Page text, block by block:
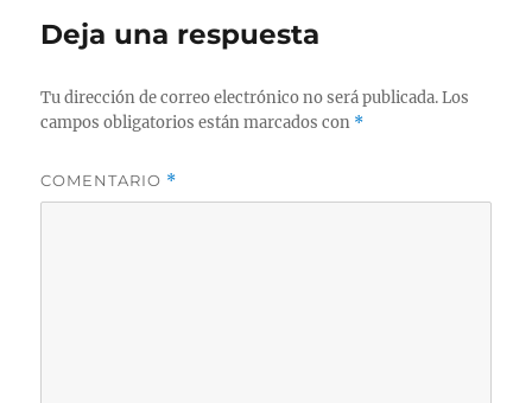
Deja una respuesta
Tu dirección de correo electrónico no será publicada. Los
campos obligatorios están marcados con *
COMENTARIO *